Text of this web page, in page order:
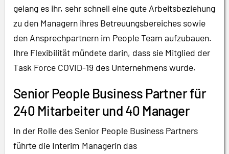
gelang es ihr, sehr schnell eine gute Arbeitsbeziehung
zu den Managern ihres Betreuungsbereiches sowie
den Ansprechpartnern im People Team aufzubauen.
Ihre Flexibilität mündete darin, dass sie Mitglied der
Task Force COVID-19 des Unternehmens wurde.
Senior People Business Partner für
240 Mitarbeiter und 40 Manager
In der Rolle des Senior People Business Partners
führte die Interim Managerin das